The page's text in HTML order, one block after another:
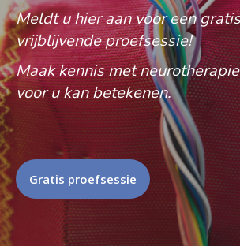
Meldt u hier aan voor een
vrijblijvende proefsessie!
Maak kennis met
voor u kan betekenen.
Gratis proefsessie